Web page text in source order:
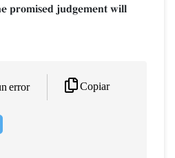
promised judgement will
error Copiar